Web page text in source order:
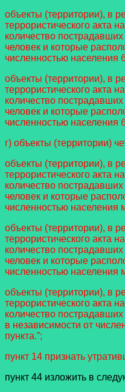
объекты (территории), в
террористического акта
количество
человек и которые
численностью населения
объекты (территории), в
террористического акта
количество
человек и которые
численностью населения
г) объекты (территории)
объекты (территории), в
террористического акта
количество
человек и которые
численностью населения
объекты (территории), в
террористического акта
количество
человек и которые
численностью населения
объекты (территории), в
террористического акта
количество
в независимости от
пункта.”;
пункт 14 признать
пункт 44 изложить в